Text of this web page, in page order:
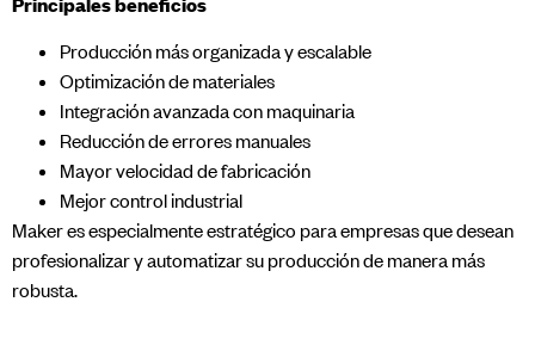
Principales beneficios
Producción más organizada y escalable
Optimización de materiales
Integración avanzada con maquinaria
Reducción de errores manuales
Mayor velocidad de fabricación
Mejor control industrial
Maker es especialmente estratégico para empresas que desean
profesionalizar y automatizar su producción de manera más
robusta.